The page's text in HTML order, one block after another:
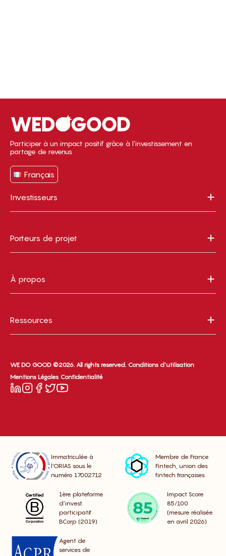
Participer à un impact positif grâce à l’investissement en
partage de revenus
Français
Investisseurs
Porteurs de projet
À propos
Ressources
WE DO GOOD ©2026. All rights reserved. Conditions d’utilisation
Mentions Légales Confidentialité
Immatriculée à
l’ORIAS sous le
numéro 17002712
Membre de France
Fintech, union des
fintech françaises
1ère plateforme
d’invest.
participatif
BCorp (2019)
Impact Score
85/100
(mesure réalisée
en avril 2026)
Agent de
services de